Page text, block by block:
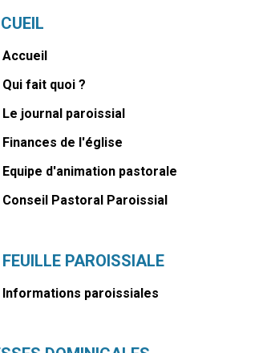
Accueil
Qui fait quoi ?
Le journal paroissial
Finances de l'église
Equipe d'animation pastorale
Conseil Pastoral Paroissial
PAROISSIALE
Informations paroissiales